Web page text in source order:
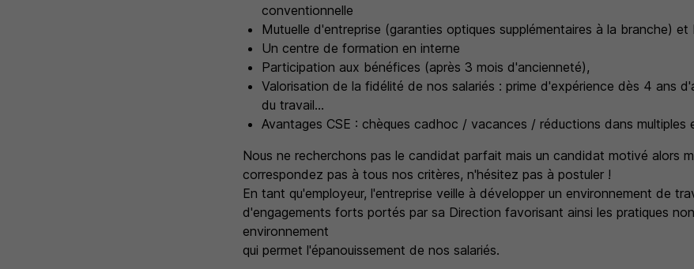
conventionnelle
Mutuelle d'entreprise (garanties optiques supplémentaires à la branche) et
Un centre de formation en interne
Participation aux bénéfices (après 3 mois d'ancienneté),
Valorisation de la fidélité de nos salariés : prime d'expérience dès 4 ans
du travail...
Avantages CSE : chèques cadhoc / vacances / réductions dans multiples
Nous ne recherchons pas le candidat parfait mais un candidat motivé alors
correspondez pas à tous nos critères, n'hésitez pas à postuler !
En tant qu'employeur, l'entreprise veille à développer un environnement de
d'engagements forts portés par sa Direction favorisant ainsi les pratiques
environnement
qui permet l'épanouissement de nos salariés.